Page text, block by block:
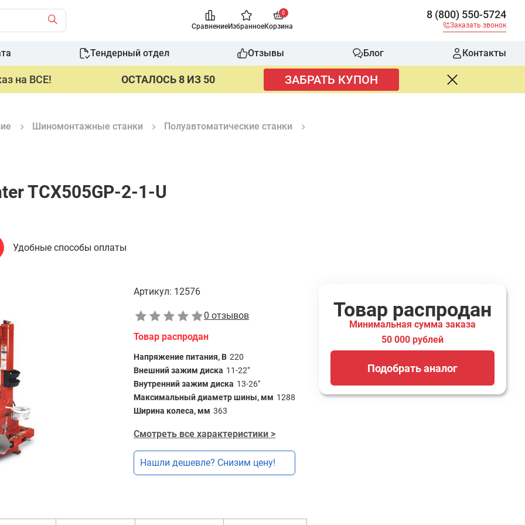
СравнениеИзбранное
0
Корзина
8 (800) 550-5724
Заказать звонок
Тендерный отдел Отзывы Блог Контакты
на ВСЕ! ОСТАЛОСЬ 8 ИЗ 50 ЗАБРАТЬ КУПОН
Шиномонтажные станки
Полуавтоматические станки
TCX505GP-2-1-U
Удобные способы оплаты
Артикул: 12576
0 отзывов
Товар распродан
Напряжение питания, В 220
Внешний зажим диска 11-22"
Внутренний зажим диска 13-26"
Максимальный диаметр шины, мм 1288
Ширина колеса, мм 363
Смотреть все характеристики >
Нашли дешевле? Снизим цену!
Товар распродан
Минимальная сумма заказа
50 000 рублей
Подобрать аналог